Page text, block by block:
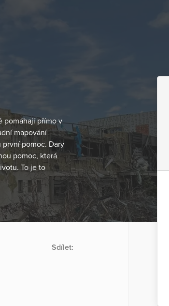
pomáhají přímo v
mapování
pomoc. Dary
pomoc, která
To je to
Sdílet: